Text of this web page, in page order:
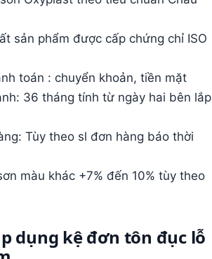
sản phẩm được cấp chứng chỉ ISO
toán : chuyển khoản, tiền mặt
36 tháng tính từ ngày hai bên lắp
Tùy theo sl đơn hàng báo thời
màu khác +7% đến 10% tùy theo
dụng kệ đơn tôn đục lỗ